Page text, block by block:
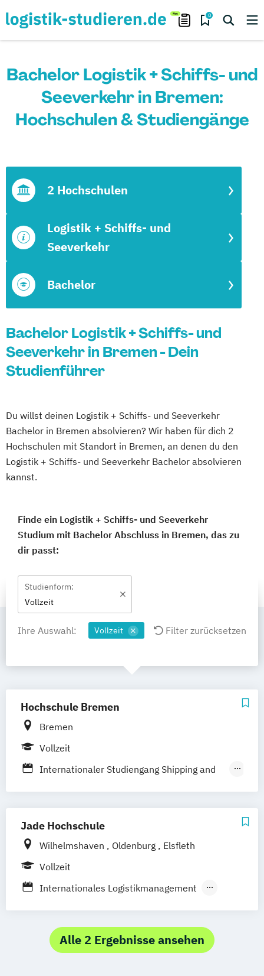
0
Bachelor Logistik + Schiffs- und
Seeverkehr in Bremen:
Hochschulen & Studiengänge
Bachelor
Logistik + Schiffs- und
Seeverkehr
2 Hochschulen
Bachelor Logistik + Schiffs- und
Seeverkehr in Bremen - Dein
Studienführer
Du willst deinen Logistik + Schiffs- und Seeverkehr
Bachelor in Bremen absolvieren? Wir haben für dich 2
Hochschulen mit Standort in Bremen, an denen du den
Logistik + Schiffs- und Seeverkehr Bachelor absolvieren
kannst.
Finde ein Logistik + Schiffs- und Seeverkehr
Studium mit Bachelor Abschluss in Bremen, das zu
dir passt:
Studienform:
Vollzeit
Ihre Auswahl: Vollzeit Filter zurücksetzen
Hochschule Bremen
Bremen
Vollzeit
Internationaler Studiengang Shipping and
Management – Nautical Sciences
Jade Hochschule
Wilhelmshaven Oldenburg
Elsfleth
Vollzeit
Internationales Logistikmanagement
Alle 2 Ergebnisse ansehen